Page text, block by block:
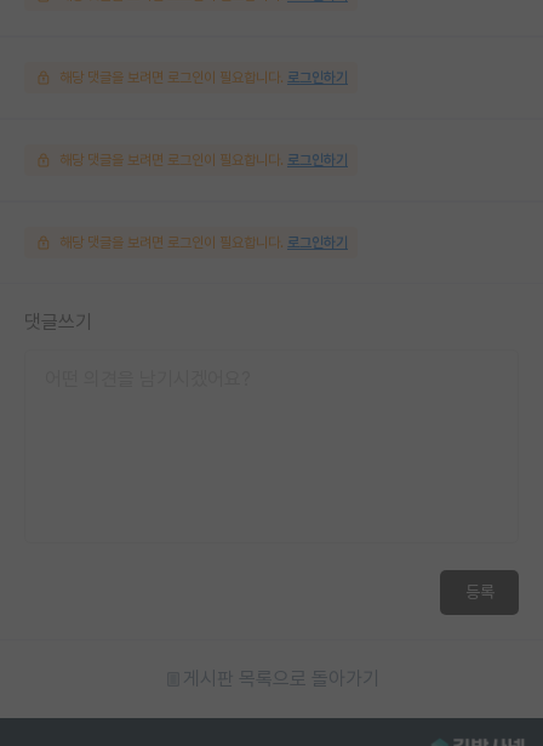
해당 댓글을 보려면 로그인이 필요합니다. 로그인하기
해당 댓글을 보려면 로그인이 필요합니다. 로그인하기
해당 댓글을 보려면 로그인이 필요합니다. 로그인하기
댓글쓰기
등록
게시판 목록으로 돌아가기